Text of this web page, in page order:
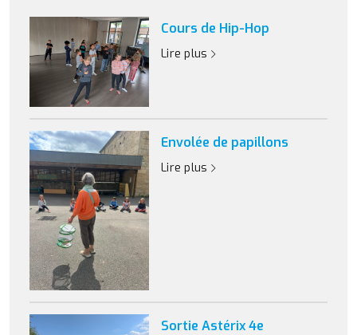
Cours de Hip-Hop
Lire plus
Envolée de papillons
Lire plus
Sortie Astérix 4e